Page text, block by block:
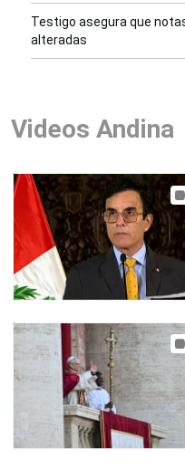
Testigo asegura que
alteradas
Videos Andina